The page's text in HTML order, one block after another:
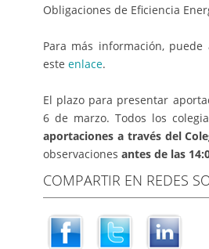
Obligaciones de Eficiencia
Para más información,
este enlace.
El plazo para presentar
6 de marzo. Todos los
aportaciones a través del
observaciones antes de las
COMPARTIR EN REDES